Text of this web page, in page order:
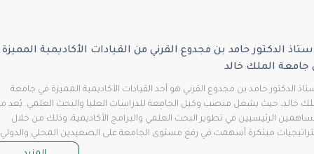
الدكتور حامد بن مجدوع القرني من القيادات الأكاديمية المميزة
الملك خالد
الدكتور حامد بن مجدوع القرني هو أحد القيادات الأكاديمية المميزة في جامعة
خالد، حيث يشغل منصب وكيل الجامعة للدراسات العليا والبحث العلمي. يُعد من
الرئيسيين في تطوير البحث العلمي والبرامج الأكاديمية، وذلك من خلال
مبتكرة أسهمت في رفع مستوى الجامعة على الصعيدين المحلي والدولي.